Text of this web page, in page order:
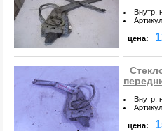
Внутр.
Артикул
цена:
Внутр.
Артикул
цена: